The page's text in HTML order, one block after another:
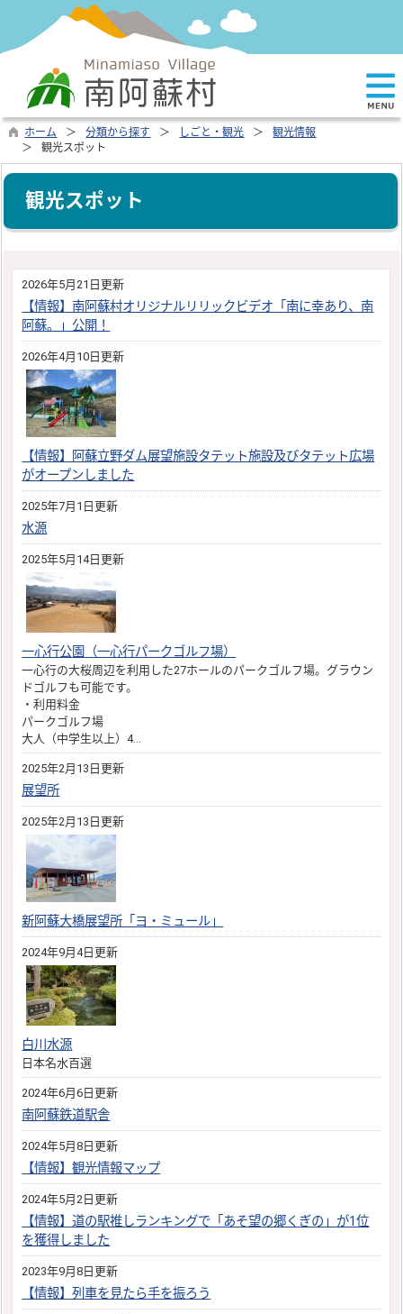
ホーム 分類から探す しごと・観光
観光情報
観光スポット
観光スポット
2026年5月21日更新
【情報】南阿蘇村オリジナルリリックビデオ「南に幸あり、南
阿蘇。」公開！
2026年4月10日更新
【情報】阿蘇立野ダム展望施設タテット施設及びタテット広場
がオープンしました
2025年7月1日更新
水源
2025年5月14日更新
一心行公園（一心行パークゴルフ場）
一心行の大桜周辺を利用した27ホールのパークゴルフ場。グラウン
ドゴルフも可能です。
・利用料金
パークゴルフ場
大人（中学生以上）4…
2025年2月13日更新
展望所
2025年2月13日更新
新阿蘇大橋展望所「ヨ・ミュール」
2024年9月4日更新
白川水源
日本名水百選
2024年6月6日更新
南阿蘇鉄道駅舎
2024年5月8日更新
【情報】観光情報マップ
2024年5月2日更新
【情報】道の駅推しランキングで「あそ望の郷くぎの」が1位
を獲得しました
2023年9月8日更新
【情報】列車を見たら手を振ろう